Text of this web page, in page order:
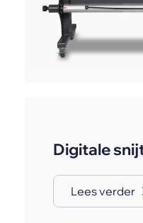
Digitale
Lees verder